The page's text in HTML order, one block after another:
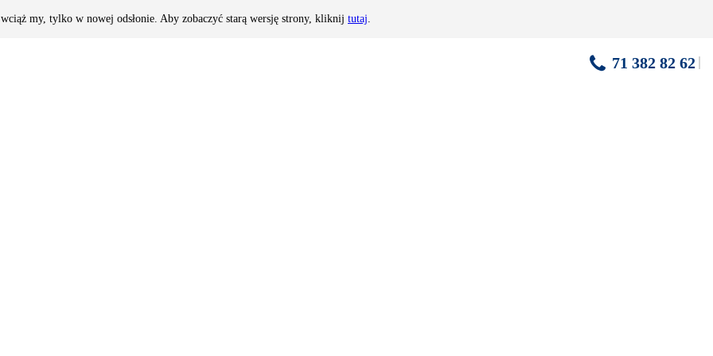
my, tylko w nowej odsłonie. Aby zobaczyć starą wersję strony, kliknij tutaj.
71 382 82 62
- 900 m, skibus - 550 m
nart i butów narciarskich, parking wydzielony